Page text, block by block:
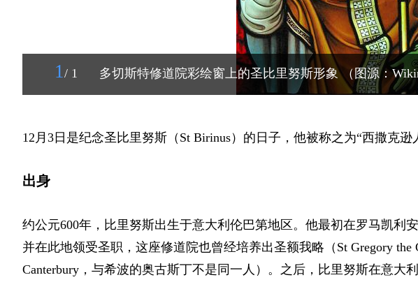
1 / 1 多切斯特修道院彩绘窗上的圣比里努斯形象 （图源：
12月3日是纪念圣比里努斯 （St Birinus） 的日子，他被称之为“西撒克
出身
约公元600年，比里努斯出生于意大利伦巴第地区。他最初在罗马凯利
并在此地领受圣职，这座修道院也曾经培养出圣额我略 （St Gregory the
Canterbury，与希波的奥古斯丁不是同一人） 。之后，比里努斯在意大